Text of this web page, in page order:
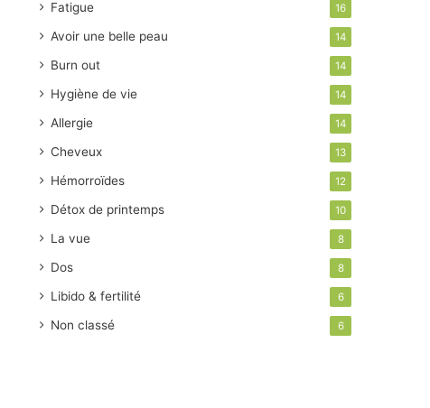
Fatigue 16
Avoir une belle peau 14
Burn out 14
Hygiène de vie 14
Allergie 14
Cheveux 13
Hémorroïdes 12
Détox de printemps 10
La vue 8
Dos 8
Libido & fertilité 6
Non classé 6